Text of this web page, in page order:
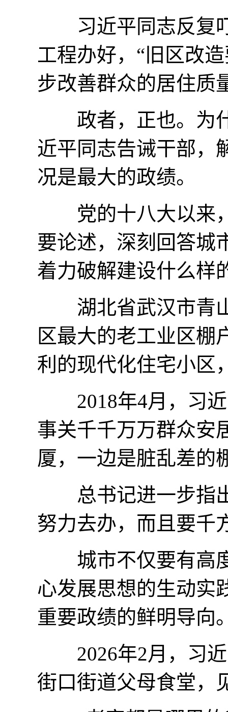
习近平同志反复叮
工程办好，“旧区改
步改善群众的居住质
政者，正也。为什
近平同志告诫干部，
况是最大的政绩。
党的十八大以来，
要论述，深刻回答城
着力破解建设什么样
湖北省武汉市青山
区最大的老工业区棚
利的现代化住宅小区
2018年4月，习近
事关千千万万群众安
厦，一边是脏乱差的
总书记进一步指出
努力去办，而且要千
城市不仅要有高度
心发展思想的生动实
重要政绩的鲜明导向
2026年2月，习近
街口街道父母食堂，